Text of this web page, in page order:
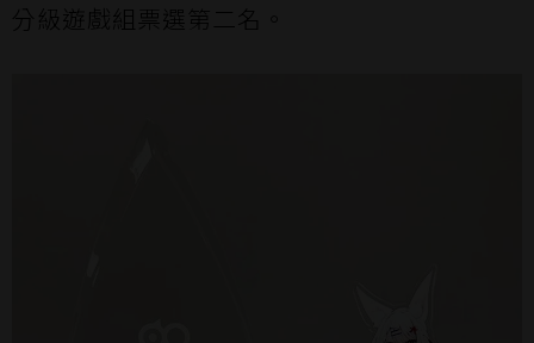
分級遊戲組票選第二名。